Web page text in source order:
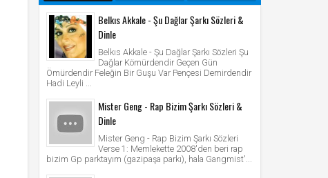
Belkıs Akkale - Şu Dağlar Şarkı Sözleri &
Dinle
Belkıs Akkale - Şu Dağlar Şarkı Sözleri Şu
Dağlar Kömürdendir Geçen Gün
Ömürdendir Feleğin Bir Guşu Var Pençesi Demirdendir
Hadi Leyli ...
Mister Geng - Rap Bizim Şarkı Sözleri &
Dinle
Mister Geng - Rap Bizim Şarkı Sözleri
Verse 1: Memlekette 2008'den beri rap
bizim Gp parktayım (gazipaşa parkı), hala Gangmist'...